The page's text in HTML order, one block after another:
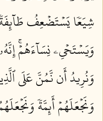
شِيَعٗا يَسۡتَضۡعِفُ
وَيَسۡتَحۡيِۦ نِسَآءَهُمۡۚ
وَنُرِيدُ أَن نَّمُنَّ عَلَى
وَنَجۡعَلَهُمۡ أَئِمَّةٗ